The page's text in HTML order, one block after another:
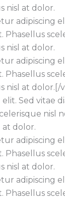
nisl at dolor.
adipiscing
nisl at dolor.
adipiscing
nisl at
Sed vitae
nisl
at dolor.
adipiscing
nisl at dolor.
adipiscing